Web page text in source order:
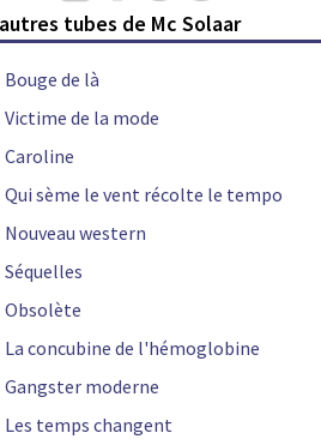
tubes de Mc Solaar
Bouge de là
Victime de la mode
Caroline
Qui sème le vent récolte le tempo
Nouveau western
Séquelles
Obsolète
La concubine de l'hémoglobine
Gangster moderne
Les temps changent